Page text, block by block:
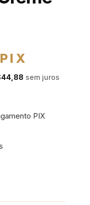
44,88 sem juros
PIX